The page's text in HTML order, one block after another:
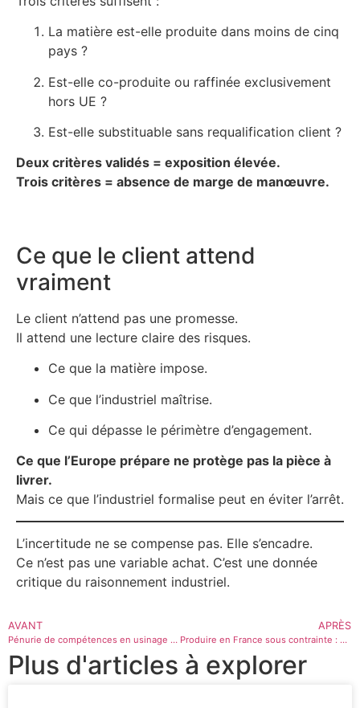
La matière est-elle produite dans moins de cinq
pays ?
Est-elle co-produite ou raffinée exclusivement
hors UE ?
Est-elle substituable sans requalification client ?
Deux critères validés = exposition élevée.
Trois critères = absence de marge de manœuvre.
Ce que le client attend
vraiment
Le client n’attend pas une promesse.
Il attend une lecture claire des risques.
Ce que la matière impose.
Ce que l’industriel maîtrise.
Ce qui dépasse le périmètre d’engagement.
Ce que l’Europe prépare ne protège pas la pièce à
livrer.
Mais ce que l’industriel formalise peut en éviter l’arrêt.
L’incertitude ne se compense pas. Elle s’encadre.
Ce n’est pas une variable achat. C’est une donnée
critique du raisonnement industriel.
AVANT
Pénurie de compétences en usinage : le frein invisible à la maîtrise industrielle
APRÈS
Produire en France sous contrainte : pourquoi la cobotique n’est ni la solution, ni le problème
Plus d'articles à explorer